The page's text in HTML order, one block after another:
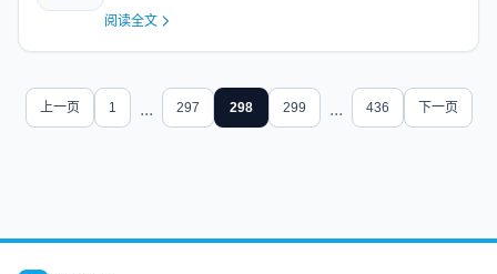
阅读全文
上一页 1 ... 297 298 299 ... 436 下一页